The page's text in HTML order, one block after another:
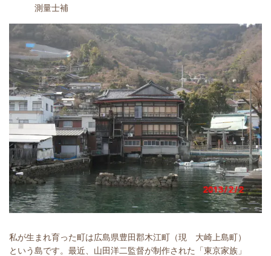
測量士補
私が生まれ育った町は広島県豊田郡木江町（現 大崎上島町）
という島です。最近、山田洋二監督が制作された「東京家族」